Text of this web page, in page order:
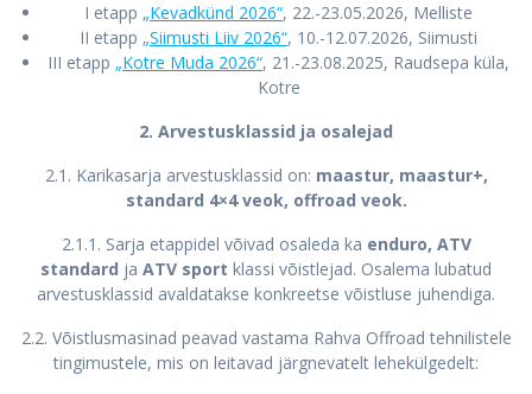
I etapp „Kevadkünd 2026“, 22.-23.05.2026, Melliste
II etapp „Siimusti Liiv 2026“, 10.-12.07.2026, Siimusti
III etapp „Kotre Muda 2026“, 21.-23.08.2025, Raudsepa küla,
Kotre
2. Arvestusklassid ja osalejad
2.1. Karikasarja arvestusklassid on: maastur, maastur+,
standard 4×4 veok, offroad veok.
2.1.1. Sarja etappidel võivad osaleda ka enduro, ATV
standard ja ATV sport klassi võistlejad. Osalema lubatud
arvestusklassid avaldatakse konkreetse võistluse juhendiga.
2.2. Võistlusmasinad peavad vastama Rahva Offroad tehnilistele
tingimustele, mis on leitavad järgnevatelt lehekülgedelt: